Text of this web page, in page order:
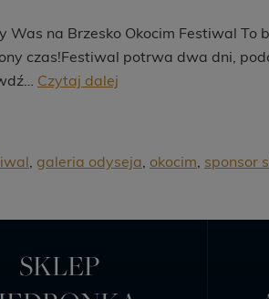
na Brzesko Okocim Festiwal To
czas!Festiwal potrwa dwa dni,
Czytaj dalej
Festiwal
, galeria odyseja, okocim, sponsor
SKLEP